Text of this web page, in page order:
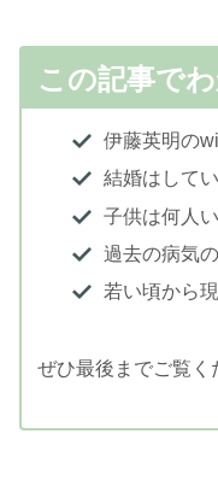
この記事で
伊藤英明の
結婚はして
子供は何人
過去の病気
若い頃から
ぜひ最後までご覧く